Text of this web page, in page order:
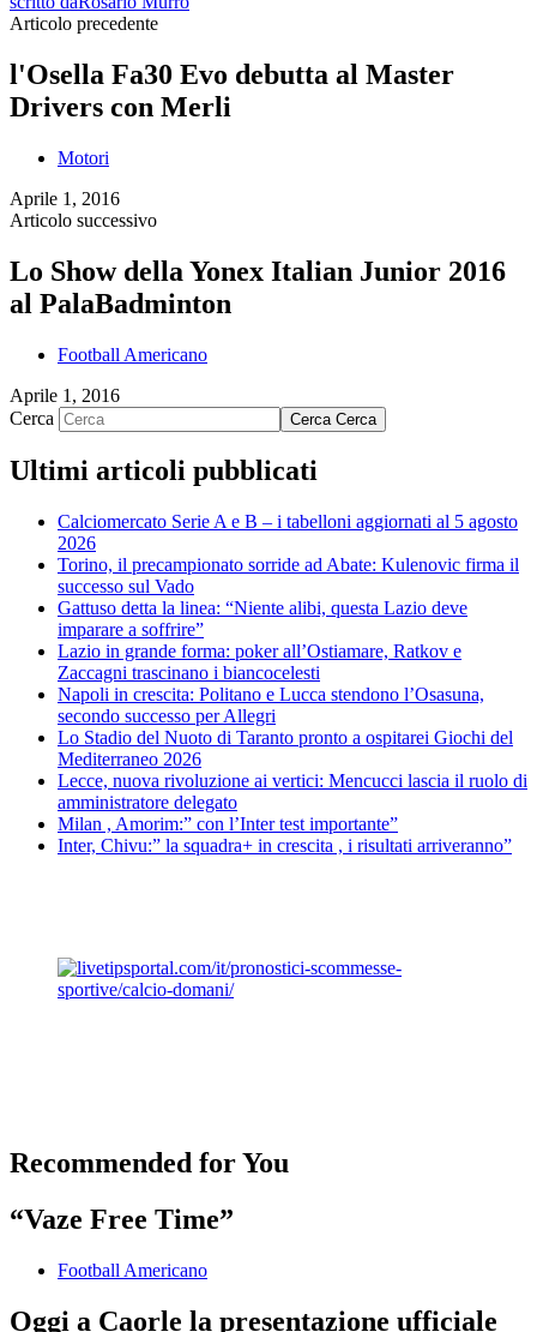
Articolo precedente
l'Osella Fa30 Evo debutta al Master
Drivers con Merli
Motori
Aprile 1, 2016
Articolo successivo
Lo Show della Yonex Italian Junior 2016
al PalaBadminton
Football Americano
Aprile 1, 2016
Cerca
Cerca Cerca
Ultimi articoli pubblicati
Calciomercato Serie A e B – i tabelloni aggiornati al 5 agosto
2026
Torino, il precampionato sorride ad Abate: Kulenovic firma il
successo sul Vado
Gattuso detta la linea: “Niente alibi, questa Lazio deve
imparare a soffrire”
Lazio in grande forma: poker all’Ostiamare, Ratkov e
Zaccagni trascinano i biancocelesti
Napoli in crescita: Politano e Lucca stendono l’Osasuna,
secondo successo per Allegri
Lo Stadio del Nuoto di Taranto pronto a ospitarei Giochi del
Mediterraneo 2026
Lecce, nuova rivoluzione ai vertici: Mencucci lascia il ruolo di
amministratore delegato
Milan , Amorim:” con l’Inter test importante”
Inter, Chivu:” la squadra+ in crescita , i risultati arriveranno”
Recommended for You
“Vaze Free Time”
Football Americano
Oggi a Caorle la presentazione ufficiale